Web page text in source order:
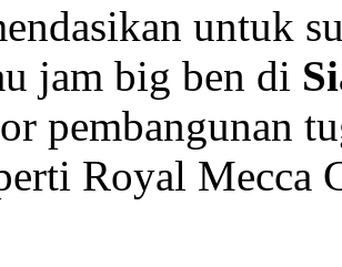
untuk
jam big ben di
pembangunan
Royal Mecca